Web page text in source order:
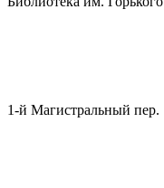
1-й Магистральный пер.